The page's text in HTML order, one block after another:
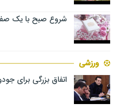
شروع صبح با یک
ورزشی
اتفاق بزرگی برای